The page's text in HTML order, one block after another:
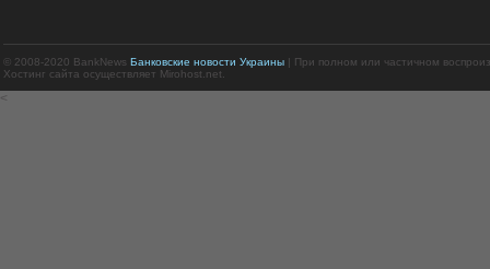
© 2008-2020 BankNews Банковские новости Украины| При полном или частичном
Хостинг сайта осуществляет Mirohost.net.
<